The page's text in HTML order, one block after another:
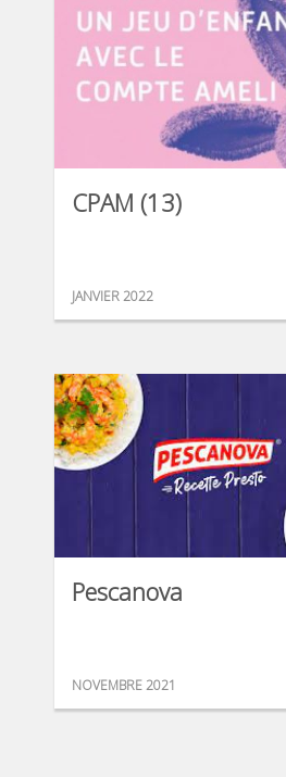
CPAM (13)
JANVIER 2022
Pescanova
NOVEMBRE 2021